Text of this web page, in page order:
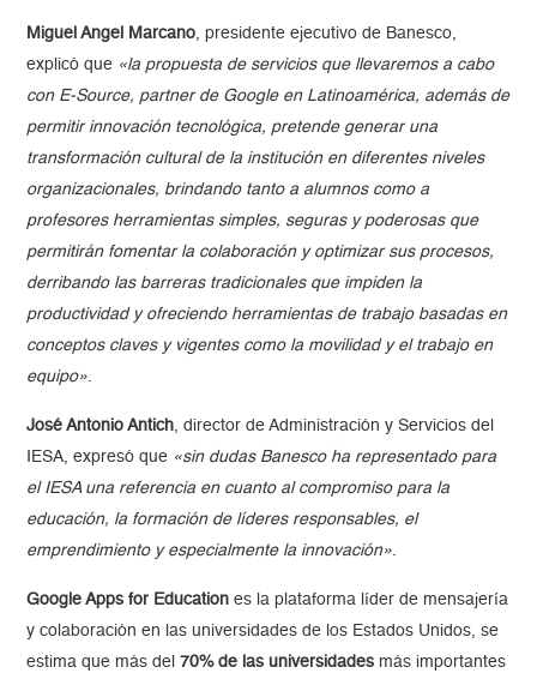
Miguel Angel Marcano, presidente ejecutivo de Banesco,
explicó que «la propuesta de servicios que llevaremos a cabo
con E-Source, partner de Google en Latinoamérica, además de
permitir innovación tecnológica, pretende generar una
transformación cultural de la institución en diferentes niveles
organizacionales, brindando tanto a alumnos como a
profesores herramientas simples, seguras y poderosas que
permitirán fomentar la colaboración y optimizar sus procesos,
derribando las barreras tradicionales que impiden la
productividad y ofreciendo herramientas de trabajo basadas en
conceptos claves y vigentes como la movilidad y el trabajo en
equipo».
José Antonio Antich, director de Administración y Servicios del
IESA, expresó que «sin dudas Banesco ha representado para
el IESA una referencia en cuanto al compromiso para la
educación, la formación de líderes responsables, el
emprendimiento y especialmente la innovación».
Google Apps for Education es la plataforma líder de mensajería
y colaboración en las universidades de los Estados Unidos, se
estima que más del70% de las universidades más importantes